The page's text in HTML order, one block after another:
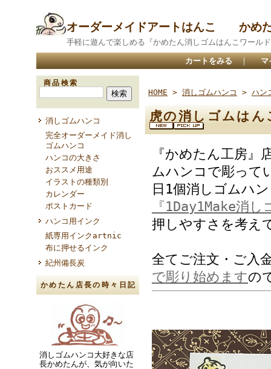
オーダーメイドアートはんこ かめ
手軽に遊んで楽しめる『かめたん消しゴムはんこワール
カートをみる ｜ マ
商品検索
消しゴムハンコ
完全オーダーメイド消し
ゴムハンコ
ハンコの大きさ
おススメ用途
イラストの種類別
カレンダー
ポストカード
ハンコ用インク
紙専用インクartnic
布に押せるインク
紀州備長炭
かめたん店長の時々日記
消しゴムハンコ大好きな店
長かめたんが、気が向いた
HOME > 消しゴムハンコ > ハン
虎の消しゴムは
『かめたん工房
ムハンコで彫って
日1個消しゴムハ
『1Day1Make消
押しやすさを考え
全てご注文・ご入
で彫り始めますの